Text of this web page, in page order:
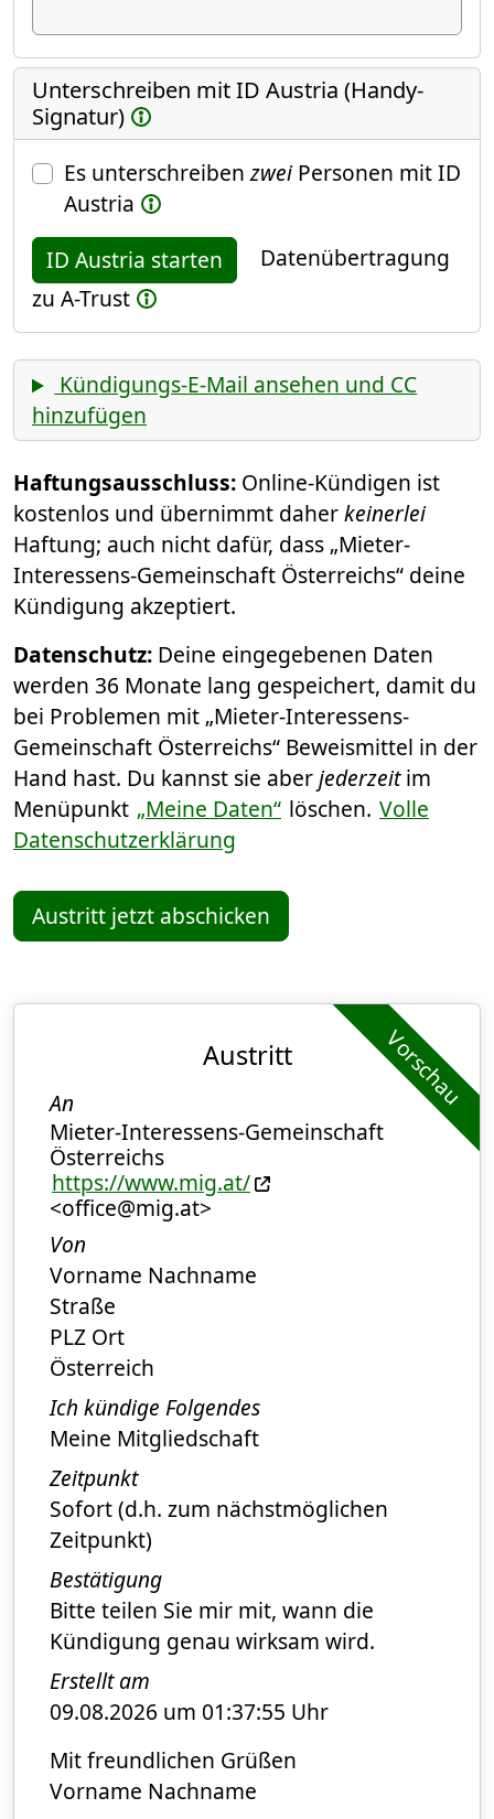
Unterschreiben mit ID Austria (Handy-
Signatur)
Es unterschreibenzweiPersonen mit ID
Austria
ID Austria starten
Datenübertragung
zu A-Trust
Kündigungs-E-Mail ansehen und CC
hinzufügen
Haftungsausschluss: Online-Kündigen ist
kostenlos und übernimmt daherkeinerlei
Haftung; auch nicht dafür, dass „Mieter-
Interessens-Gemeinschaft Österreichs“ deine
Kündigung akzeptiert.
Datenschutz: Deine eingegebenen Daten
werden 36 Monate lang gespeichert, damit du
bei Problemen mit „Mieter-Interessens-
Gemeinschaft Österreichs“ Beweismittel in der
Hand hast. Du kannst sie aberjederzeitim
Menüpunkt „Meine Daten“ löschen. Volle
Datenschutzerklärung
Austritt jetzt abschicken
Vorschau
Austritt
An
Mieter-Interessens-Gemeinschaft
Österreichs
https://www.mig.at/
<office@mig.at>
Von
Vorname Nachname
Straße
PLZ Ort
Österreich
Ich kündige Folgendes
Meine Mitgliedschaft
Zeitpunkt
Sofort (d.h. zum nächstmöglichen
Zeitpunkt)
Bestätigung
Bitte teilen Sie mir mit, wann die
Kündigung genau wirksam wird.
Erstellt am
09.08.2026 um 01:37:55 Uhr
Mit freundlichen Grüßen
Vorname Nachname